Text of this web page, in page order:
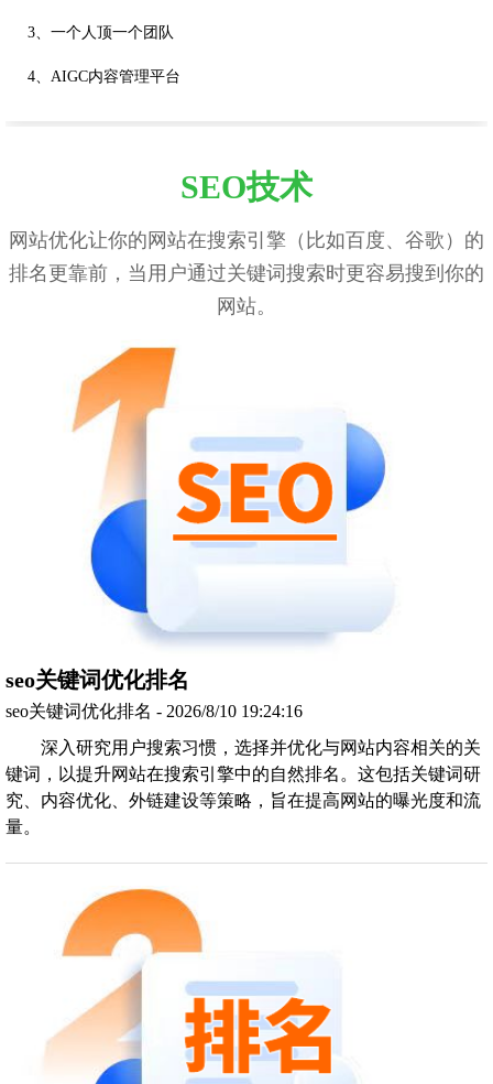
3、一个人顶一个团队
4、AIGC内容管理平台
SEO技术
网站优化让你的网站在搜索引擎（比如百度、谷歌）的
排名更靠前，当用户通过关键词搜索时更容易搜到你的
网站。
seo关键词优化排名
seo关键词优化排名 - 2026/8/10 19:24:16
深入研究用户搜索习惯，选择并优化与网站内容相关的关
键词，以提升网站在搜索引擎中的自然排名。这包括关键词研
究、内容优化、外链建设等策略，旨在提高网站的曝光度和流
量。